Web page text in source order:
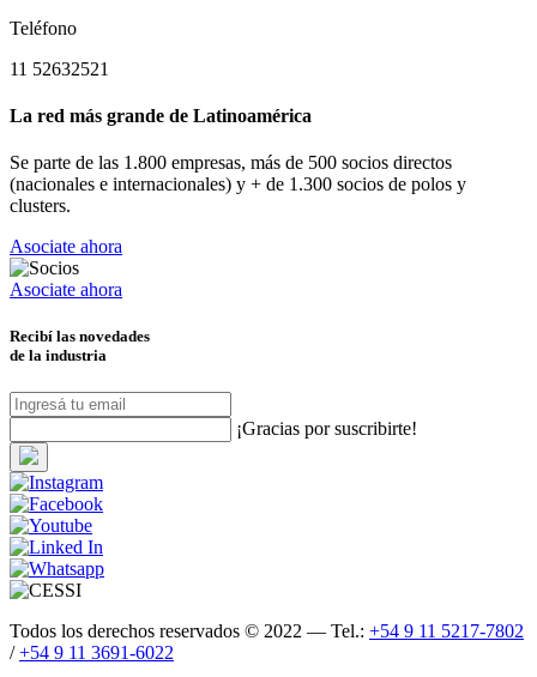
Teléfono
11 52632521
La red más grande de Latinoamérica
Se parte de las 1.800 empresas, más de 500 socios directos
(nacionales e internacionales) y + de 1.300 socios de polos y
clusters.
Asociate ahora
Asociate ahora
Recibí las novedades
de la industria
¡Gracias por suscribirte!
Todos los derechos reservados © 2022 — Tel.: +54 9 11 5217-7802
/+54 9 11 3691-6022